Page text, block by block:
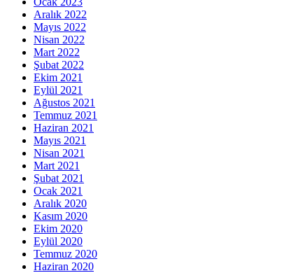
Aralık 2022
Mayıs 2022
Nisan 2022
Mart 2022
Şubat 2022
Ekim 2021
Eylül 2021
Ağustos 2021
Temmuz 2021
Haziran 2021
Mayıs 2021
Nisan 2021
Mart 2021
Şubat 2021
Ocak 2021
Aralık 2020
Kasım 2020
Ekim 2020
Eylül 2020
Temmuz 2020
Haziran 2020